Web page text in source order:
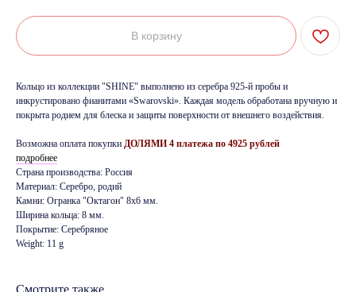
В корзину
Кольцо из коллекции "SHINE" выполнено из серебра 925-й пробы и
инкрустировано фианитами «Swarovski». Каждая модель обработана вручную и
покрыта родием для блеска и защиты поверхности от внешнего воздействия.
Возможна оплата покупки ДОЛЯМИ 4 платежа по 4925 рублей
подробнее
Страна производства: Россия
Материал: Серебро, родий
Камни: Огранка "Октагон" 8х6 мм.
Ширина кольца: 8 мм.
Покрытие: Серебряное
Weight: 11 g